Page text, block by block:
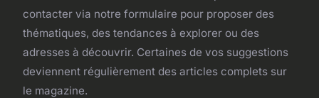
contacter via notre formulaire pour proposer des
thématiques, des tendances à explorer ou des
adresses à découvrir. Certaines de vos suggestions
deviennent régulièrement des articles complets sur
le magazine.